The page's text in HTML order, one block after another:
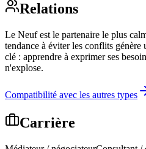
Relations
Le Neuf est le partenaire le plus
tendance à éviter les conflits
clé : apprendre à exprimer ses
n'explose.
Compatibilité avec les autres types
Carrière